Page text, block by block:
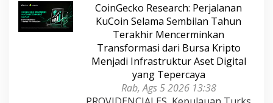
CoinGecko Research: Perjalanan
KuCoin Selama Sembilan Tahun
Terakhir Mencerminkan
Transformasi dari Bursa Kripto
Menjadi Infrastruktur Aset Digital
yang Tepercaya
Rab, Ags 5 2026 13:38